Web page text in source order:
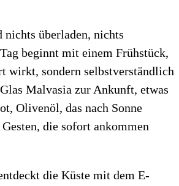
überladen, nichts
beginnt mit einem Frühstück,
wirkt, sondern selbstverständlich
Malvasia zur Ankunft, etwas
Olivenöl, das nach Sonne
die sofort ankommen
die Küste mit dem E-